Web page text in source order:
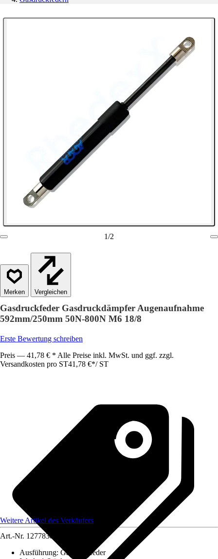
1/2
Vergleichen
Gasdruckfeder Gasdruckdämpfer Augenaufnahme
592mm/250mm 50N-800N M6 18/8
Erste Bewertung schreiben
Preis — 41,78 € * Alle Preise inkl. MwSt. und ggf. zzgl.
Versandkosten pro ST41,78 €*/ ST
Weitere Artikel des Verkäufers
Art.-Nr. 12778384
Ausführung: Gasdruckfeder